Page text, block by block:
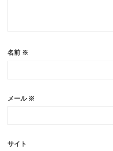
名前 ※
メール ※
サイト